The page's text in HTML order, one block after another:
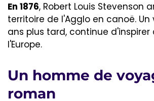
En 1876, Robert Louis Stevenson
territoire de l'Agglo en canoë. Un
ans plus tard, continue
l'Europe.
Un homme de
roman